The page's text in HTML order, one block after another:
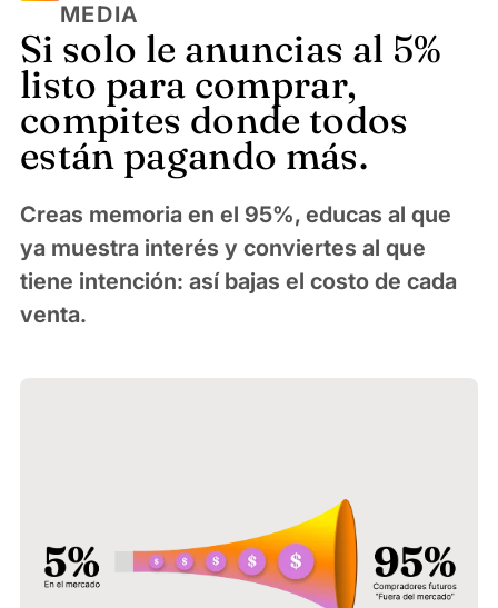
MEDIA
Si solo le anuncias al 5%
listo para comprar,
compites donde todos
están pagando más.
Creas memoria en el 95%, educas al que
ya muestra interés y conviertes al que
tiene intención: así bajas el costo de cada
venta.